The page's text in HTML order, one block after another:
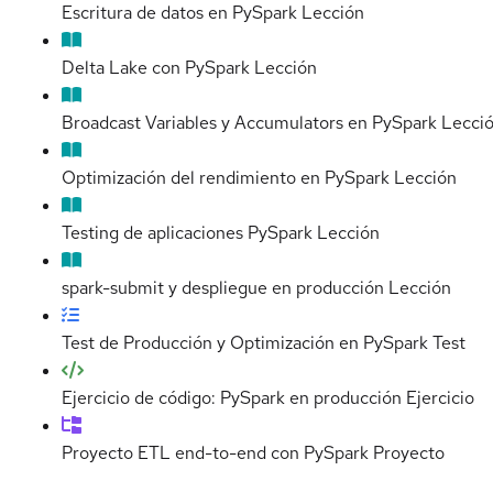
Escritura de datos en PySpark Lección
Delta Lake con PySpark Lección
Broadcast Variables y Accumulators en PySpark
Optimización del rendimiento en PySpark Lección
Testing de aplicaciones PySpark Lección
spark-submit y despliegue en producción Lección
Test de Producción y Optimización en PySparkTest
Ejercicio de código: PySpark en producción Ejercicio
Proyecto ETL end-to-end con PySpark Proyecto